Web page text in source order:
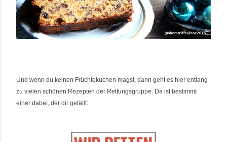
Und wenn du keinen Früchtekuchen magst, dann geht es hier entlang
zu vielen schönen Rezepten der Rettungsgruppe. Da ist bestimmt
einer dabei, der dir gefällt: